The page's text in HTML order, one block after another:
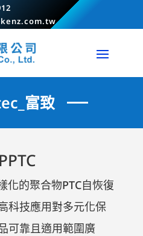
富致
化的聚合物PTC自恢復
科技應用對多元化保
可靠且適用範圍廣